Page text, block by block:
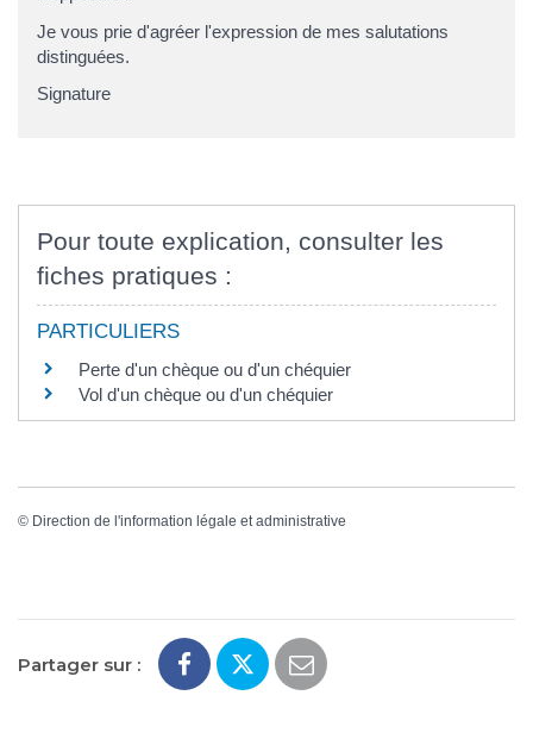
Je vous prie d'agréer l'expression de mes salutations
distinguées.
Signature
Pour toute explication, consulter les
fiches pratiques :
PARTICULIERS
Perte d'un chèque ou d'un chéquier
Vol d'un chèque ou d'un chéquier
© Direction de l'information légale et administrative
Partager sur :